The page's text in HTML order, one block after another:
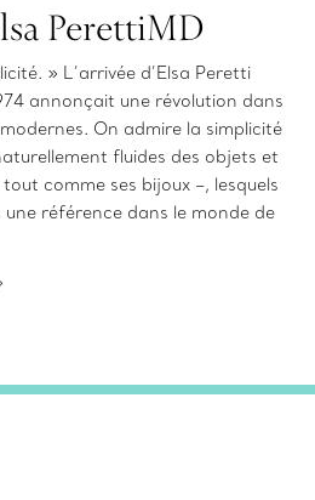
PerettiMD
» L’arrivée d’Elsa Peretti
annonçait une révolution dans
On admire la simplicité
fluides des objets et
comme ses bijoux –, lesquels
référence dans le monde de